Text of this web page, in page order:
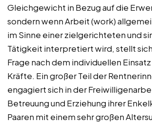
Gleichgewicht in Bezug auf die
sondern wenn Arbeit (work)
im Sinne einer zielgerichteten und
Tätigkeit interpretiert wird, stellt
Frage nach dem individuellen
Kräfte. Ein großer Teil der
engagiert sich in der
Betreuung und Erziehung ihrer
Paaren mit einem sehr großen